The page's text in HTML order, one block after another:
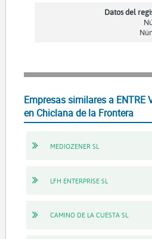
Datos del
Empresas similares a ENTRE
en Chiclana de la Frontera
MEDIOZENER SL
LFH ENTERPRISE SL
CAMINO DE LA CUESTA SL